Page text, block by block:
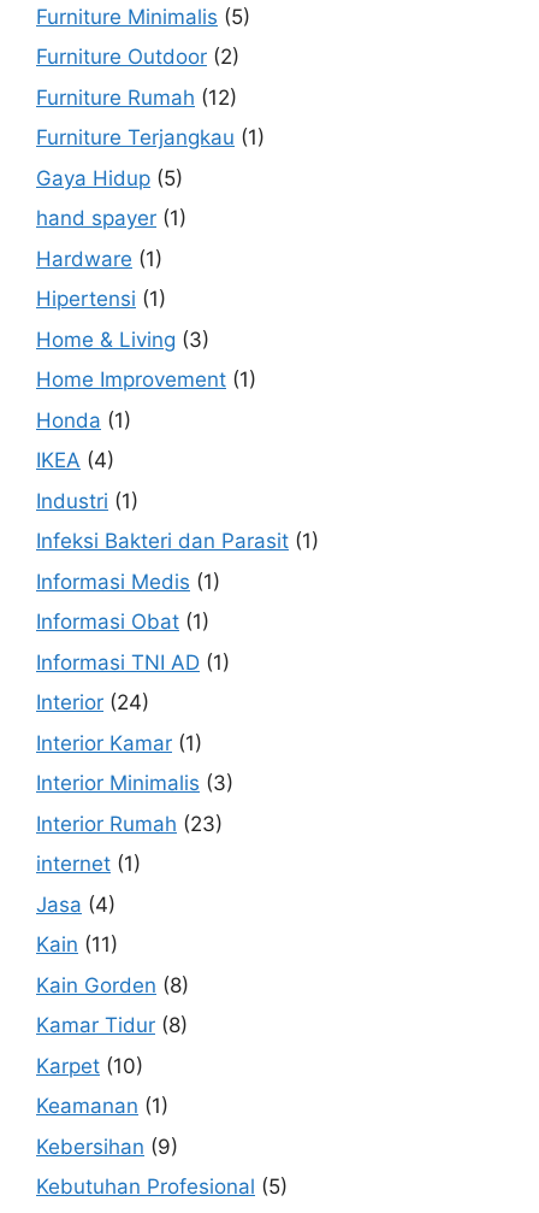
Furniture Minimalis (5)
Furniture Outdoor (2)
Furniture Rumah (12)
Furniture Terjangkau (1)
Gaya Hidup (5)
hand spayer (1)
Hardware (1)
Hipertensi (1)
Home & Living (3)
Home Improvement (1)
Honda (1)
IKEA (4)
Industri (1)
Infeksi Bakteri dan Parasit (1)
Informasi Medis (1)
Informasi Obat (1)
Informasi TNI AD (1)
Interior (24)
Interior Kamar (1)
Interior Minimalis (3)
Interior Rumah (23)
internet (1)
Jasa (4)
Kain (11)
Kain Gorden (8)
Kamar Tidur (8)
Karpet (10)
Keamanan (1)
Kebersihan (9)
Kebutuhan Profesional (5)